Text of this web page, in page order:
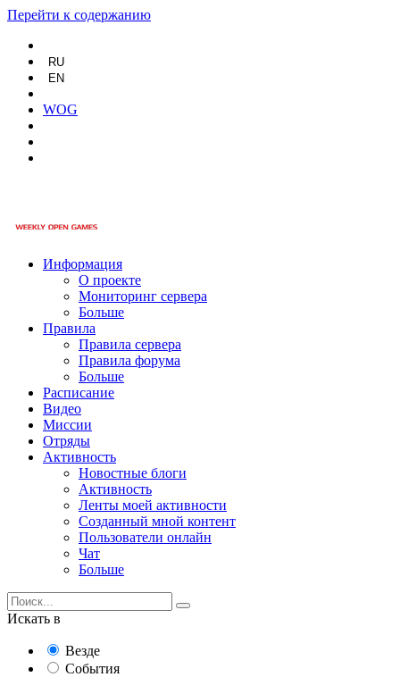
Перейти к содержанию
RU
EN
WOG
Информация
О проекте
Мониторинг сервера
Больше
Правила
Правила сервера
Правила форума
Больше
Расписание
Видео
Миссии
Отряды
Активность
Новостные блоги
Активность
Ленты моей активности
Созданный мной контент
Пользователи онлайн
Чат
Больше
Искать в
Везде
События